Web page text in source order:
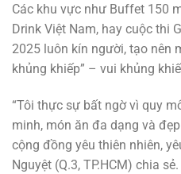
Các khu vực như Buffet 150
Drink Việt Nam, hay cuộc thi
2025 luôn kín người, tạo nên
khủng khiếp” – vui khủng
“Tôi thực sự bất ngờ vì quy
minh, món ăn đa dạng và
cộng đồng yêu thiên nhiên,
Nguyệt (Q.3, TP.HCM) chia sẻ.